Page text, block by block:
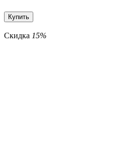
Купить
Скидка 15%